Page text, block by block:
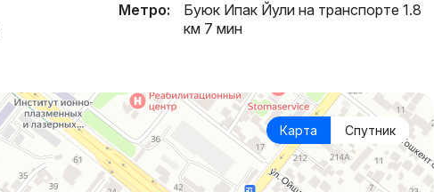
Метро:
Буюк Ипак Йули на транспорте 1.8
км 7 мин
Карта Спутник